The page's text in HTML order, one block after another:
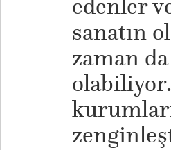
edenler
sanatın
zaman